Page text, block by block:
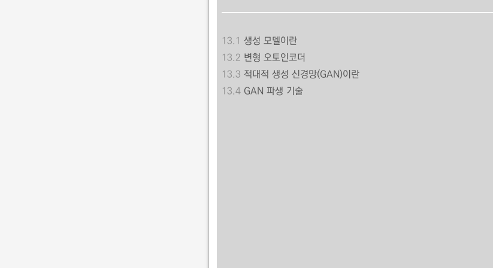
13.1 생성 모델이란
13.2 변형 오토인코더
13.3 적대적 생성 신경망(GAN)이란
13.4 GAN 파생 기술